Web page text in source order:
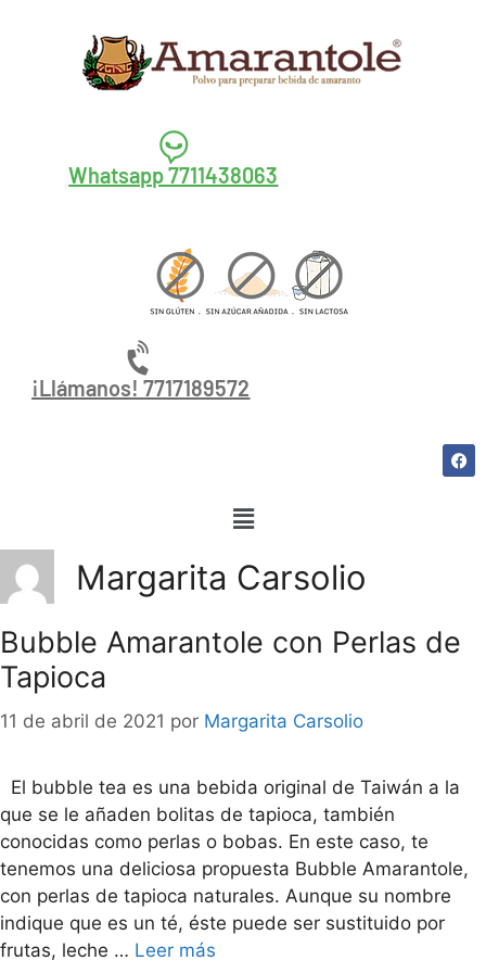
Whatsapp 7711438063
¡Llámanos! 7717189572
Margarita Carsolio
Bubble Amarantole con Perlas de
Tapioca
11 de abril de 2021 por Margarita Carsolio
El bubble tea es una bebida original de Taiwán a la
que se le añaden bolitas de tapioca, también
conocidas como perlas o bobas. En este caso, te
tenemos una deliciosa propuesta Bubble Amarantole,
con perlas de tapioca naturales. Aunque su nombre
indique que es un té, éste puede ser sustituido por
frutas, leche … Leer más